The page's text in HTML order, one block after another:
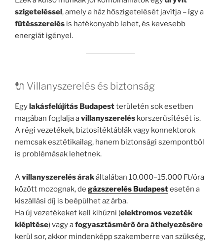
szigeteléssel , amely a ház hőszigetelését javítja – így a
fűtésszerelés is hatékonyabb lehet, és kevesebb
energiát igényel.
🔌 Villanyszerelés és biztonság
Egy lakásfelújítás Budapestterületén sok esetben
magában foglalja avillanyszerelés korszerűsítését is.
A régi vezetékek, biztosítéktáblák vagy konnektorok
nemcsak esztétikailag, hanem biztonsági szempontból
is problémásak lehetnek.
Avillanyszerelés árakáltalában 10.000–15.000 Ft/óra
között mozognak, de gázszerelés Budapestesetén a
kiszállási díj is beépülhet az árba.
Ha új vezetékeket kell kihúzni (elektromos vezeték
kiépítése) vagy afogyasztásmérő óra áthelyezésére
kerül sor, akkor mindenképp szakemberre van szükség,